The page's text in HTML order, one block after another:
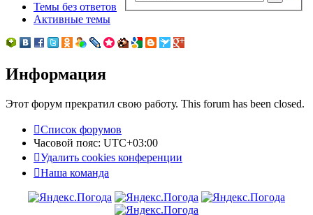
Темы без ответов
Активные темы
Информация
Этот форум прекратил свою работу. This forum has been closed.
Список форумов
Часовой пояс: UTC+03:00
Удалить cookies конференции
Наша команда